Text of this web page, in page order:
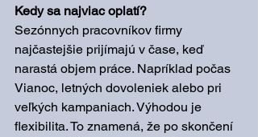
Kedy sa najviac oplatí?
Sezónnych pracovníkov firmy
najčastejšie prijímajú v čase, keď
narastá objem práce. Napríklad počas
Vianoc, letných dovoleniek alebo pri
veľkých kampaniach. Výhodou je
flexibilita. To znamená, že po skončení